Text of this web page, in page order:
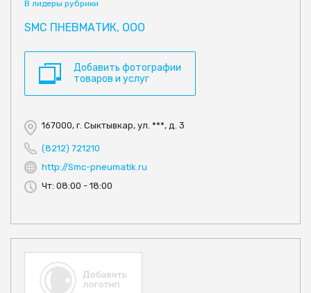
В лидеры рубрики
SMC ПНЕВМАТИК, ООО
Добавить фотографии
товаров и услуг
167000, г. Сыктывкар, ул. ***, д. 3
(8212) 721210
http://Smc-pneumatik.ru
Чт: 08:00 - 18:00